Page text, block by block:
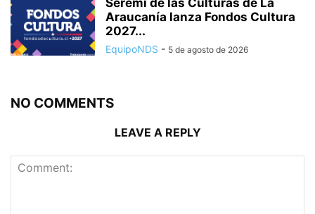
Araucanía lanza Fondos Cultura
2027...
EquipoNDS - 5 de agosto de 2026
NO COMMENTS
LEAVE A REPLY